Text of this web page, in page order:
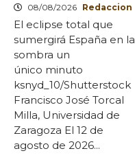
08/08/2026 Redaccion
El eclipse total que
sumergirá España en la
sombra un
único minuto
ksnyd_10/Shutterstock
Francisco José Torcal
Milla, Universidad de
Zaragoza El 12 de
agosto de 2026...